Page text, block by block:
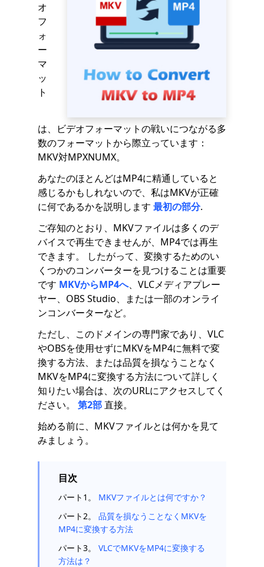
オ
フ
ォ
ー
マ
ッ
ト
は、ビデオフォーマットの戦いにつながる多
数のフォーマットから際立っています：
MKV対MPXNUMX。
あなたのほとんどはMP4に精通していると
感じるかもしれないので、私はMKVが正確
に何であるかを説明します 最初の部分.
ご存知のとおり、MKVファイルは多くのデ
バイスで再生できませんが、MP4では再生
できます。 したがって、変換するためのい
くつかのコンバーターを見つけることは重要
です MKVからMP4へ、VLCメディアプレー
ヤー、OBS Studio、または一部のオンライ
ンコンバーターなど。
ただし、このドメインの専門家であり、VLC
やOBSを使用せずにMKVをMP4に無料で変
換する方法、または品質を損なうことなく
MKVをMP4に変換する方法について詳しく
知りたい場合は、次のURLにアクセスしてく
ださい。 第2部直接。
始める前に、MKVファイルとは何かを見て
みましょう。
目次
パート1。 MKVファイルとは何ですか？
パート2。 品質を損なうことなくMKVを
MP4に変換する方法
パート3。 VLCでMKVをMP4に変換する
方法は？